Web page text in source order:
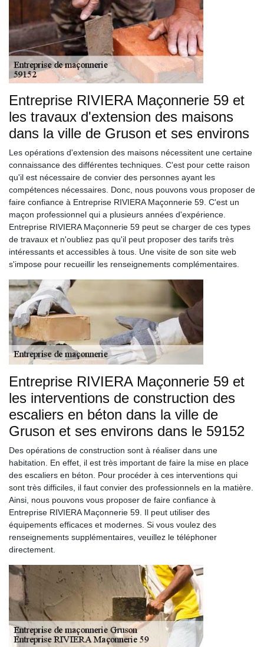
Entreprise RIVIERA Maçonnerie 59 et
les travaux d'extension des maisons
dans la ville de Gruson et ses environs
Les opérations d'extension des maisons nécessitent une certaine
connaissance des différentes techniques. C'est pour cette raison
qu'il est nécessaire de convier des personnes ayant les
compétences nécessaires. Donc, nous pouvons vous proposer de
faire confiance à Entreprise RIVIERA Maçonnerie 59. C'est un
maçon professionnel qui a plusieurs années d'expérience.
Entreprise RIVIERA Maçonnerie 59 peut se charger de ces types
de travaux et n'oubliez pas qu'il peut proposer des tarifs très
intéressants et accessibles à tous. Une visite de son site web
s'impose pour recueillir les renseignements complémentaires.
Entreprise RIVIERA Maçonnerie 59 et
les interventions de construction des
escaliers en béton dans la ville de
Gruson et ses environs dans le 59152
Des opérations de construction sont à réaliser dans une
habitation. En effet, il est très important de faire la mise en place
des escaliers en béton. Pour procéder à ces interventions qui
sont très difficiles, il faut convier des professionnels en la matière.
Ainsi, nous pouvons vous proposer de faire confiance à
Entreprise RIVIERA Maçonnerie 59. Il peut utiliser des
équipements efficaces et modernes. Si vous voulez des
renseignements supplémentaires, veuillez le téléphoner
directement.